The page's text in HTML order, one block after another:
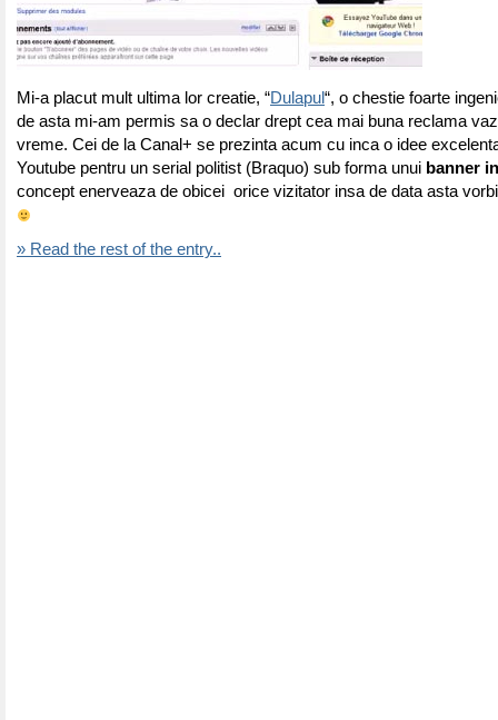
Mi-a placut mult ultima lor creatie, “Dulapul“, o chestie foarte
de asta mi-am permis sa o declar drept cea mai buna reclama
vreme. Cei de la Canal+ se prezinta acum cu inca o idee
Youtube pentru un serial politist (Braquo) sub forma unui banner
concept enerveaza de obicei orice vizitator insa de data asta
» Read the rest of the entry..